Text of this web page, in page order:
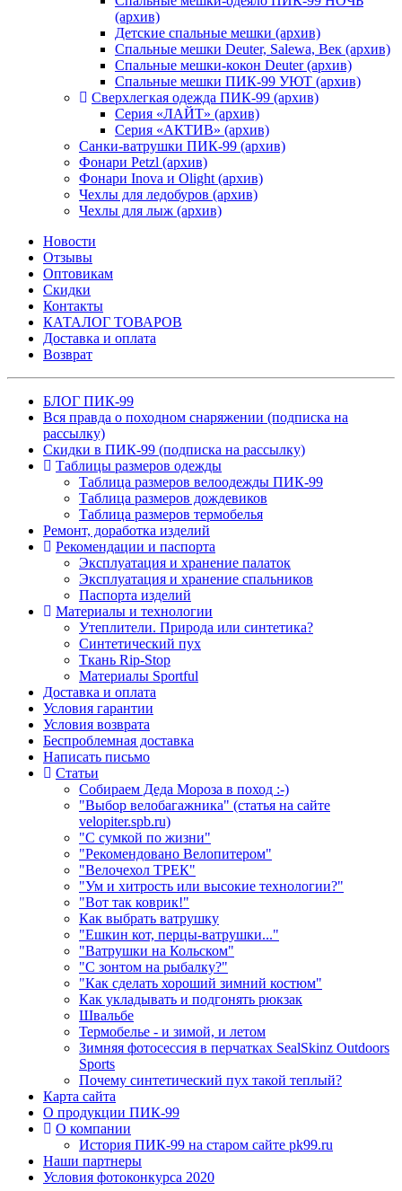
(архив)
Детские спальные мешки (архив)
Спальные мешки Deuter, Salewa, Век (архив)
Спальные мешки-кокон Deuter (архив)
Спальные мешки ПИК-99 УЮТ (архив)
Сверхлегкая одежда ПИК-99 (архив)
Серия «ЛАЙТ» (архив)
Серия «АКТИВ» (архив)
Санки-ватрушки ПИК-99 (архив)
Фонари Petzl (архив)
Фонари Inova и Olight (архив)
Чехлы для ледобуров (архив)
Чехлы для лыж (архив)
Новости
Отзывы
Оптовикам
Скидки
Контакты
КАТАЛОГ ТОВАРОВ
Доставка и оплата
Возврат
БЛОГ ПИК-99
Вся правда о походном снаряжении (подписка на
рассылку)
Скидки в ПИК-99 (подписка на рассылку)
Таблицы размеров одежды
Таблица размеров велоодежды ПИК-99
Таблица размеров дождевиков
Таблица размеров термобелья
Ремонт, доработка изделий
Рекомендации и паспорта
Эксплуатация и хранение палаток
Эксплуатация и хранение спальников
Паспорта изделий
Материалы и технологии
Утеплители. Природа или синтетика?
Синтетический пух
Ткань Rip-Stop
Материалы Sportful
Доставка и оплата
Условия гарантии
Условия возврата
Беспроблемная доставка
Написать письмо
Статьи
Собираем Деда Мороза в поход :-)
"Выбор велобагажника" (статья на сайте
velopiter.spb.ru)
"С сумкой по жизни"
"Рекомендовано Велопитером"
"Велочехол ТРЕК"
"Ум и хитрость или высокие технологии?"
"Вот так коврик!"
Как выбрать ватрушку
"Ешкин кот, перцы-ватрушки..."
"Ватрушки на Кольском"
"С зонтом на рыбалку?"
"Как сделать хороший зимний костюм"
Как укладывать и подгонять рюкзак
Швальбе
Термобелье - и зимой, и летом
Зимняя фотосессия в перчатках SealSkinz Outdoors
Sports
Почему синтетический пух такой теплый?
Карта сайта
О продукции ПИК-99
О компании
История ПИК-99 на старом сайте pk99.ru
Наши партнеры
Условия фотоконкурса 2020